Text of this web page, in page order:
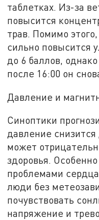
таблетках. Из-за
повысится
трав. Помимо
сильно повысится
до 6 баллов,
после 16:00 он
Давление и
Синоптики
давление
может
здоровья.
проблемами
люди без
почувствовать
напряжение и